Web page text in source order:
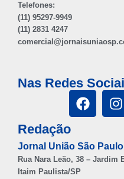
Telefones:
(11) 95297-9949
(11) 2831 4247
Nas Redes
Redação
Jornal União São Paulo
Rua Nara Leão, 38 – Jardim
Itaim Paulista/SP